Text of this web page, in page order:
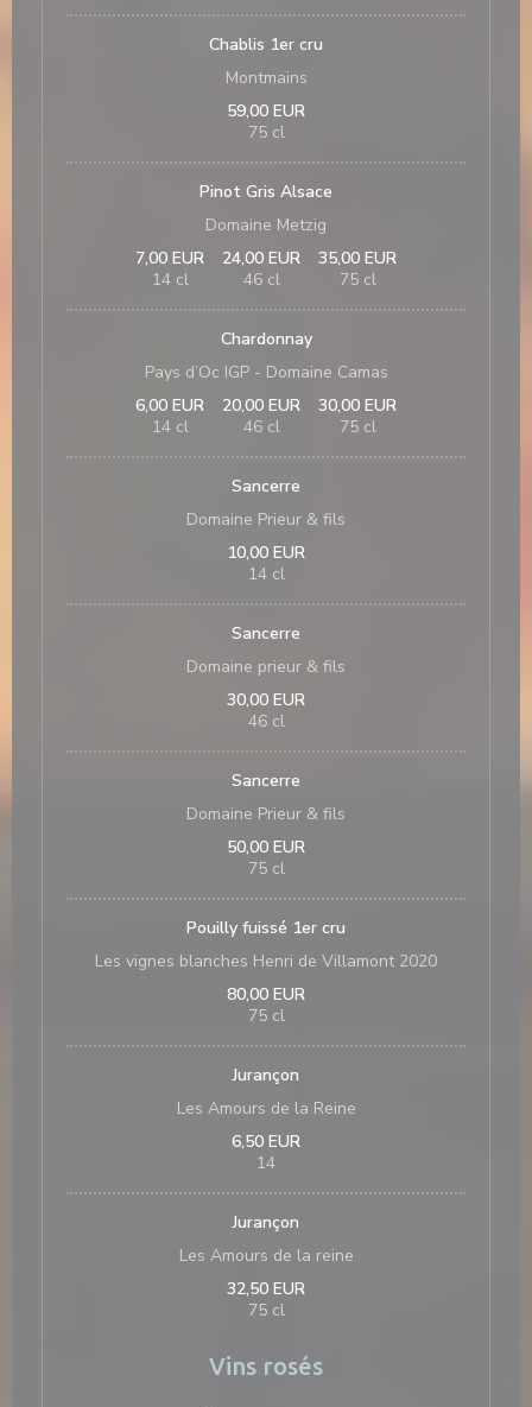
Chablis 1er cru
Montmains
59,00 EUR
75 cl
Pinot Gris Alsace
Domaine Metzig
7,00 EUR
14 cl
24,00 EUR
46 cl
35,00 EUR
75 cl
Chardonnay
Pays d’Oc IGP - Domaine Camas
6,00 EUR
14 cl
20,00 EUR
46 cl
30,00 EUR
75 cl
Sancerre
Domaine Prieur & fils
10,00 EUR
14 cl
Sancerre
Domaine prieur & fils
30,00 EUR
46 cl
Sancerre
Domaine Prieur & fils
50,00 EUR
75 cl
Pouilly fuissé 1er cru
Les vignes blanches Henri de Villamont 2020
80,00 EUR
75 cl
Jurançon
Les Amours de la Reine
6,50 EUR
14
Jurançon
Les Amours de la reine
32,50 EUR
75 cl
Vins rosés